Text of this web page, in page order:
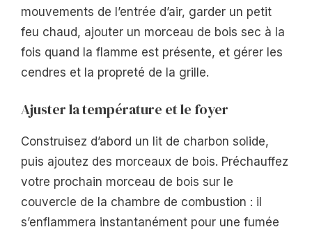
mouvements de l’entrée d’air, garder un petit
feu chaud, ajouter un morceau de bois sec à la
fois quand la flamme est présente, et gérer les
cendres et la propreté de la grille.
Ajuster la température et le foyer
Construisez d’abord un lit de charbon solide,
puis ajoutez des morceaux de bois. Préchauffez
votre prochain morceau de bois sur le
couvercle de la chambre de combustion : il
s’enflammera instantanément pour une fumée